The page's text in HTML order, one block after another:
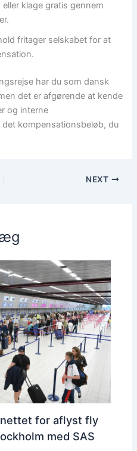
klage gratis gennem
fritager selskabet for at
har du som dansk
det er afgørende at kende
og interne
kompensationsbeløb, du
NEXT
for aflyst fly
med SAS